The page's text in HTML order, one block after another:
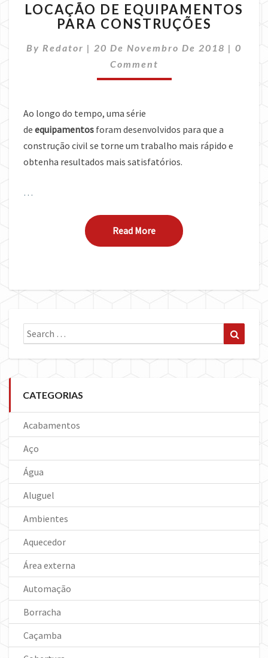
DE
EQUIPAMENTOS
CONSTRUÇÕES
LOCAÇÃO DE EQUIPAMENTOS
PARA CONSTRUÇÕES
By Redator | 20 De Novembro De 2018 | 0
Comment
Ao longo do tempo, uma série
de equipamentos foram desenvolvidos para que a
construção civil se torne um trabalho mais rápido e
obtenha resultados mais satisfatórios.
…
Read MoreRead More
Search
for:
CATEGORIAS
Acabamentos
Aço
Água
Aluguel
Ambientes
Aquecedor
Área externa
Automação
Borracha
Caçamba